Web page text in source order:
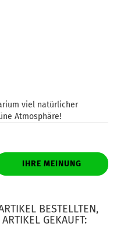
viel natürlicher
Atmosphäre!
IHRE MEINUNG
BESTELLTEN,
GEKAUFT: